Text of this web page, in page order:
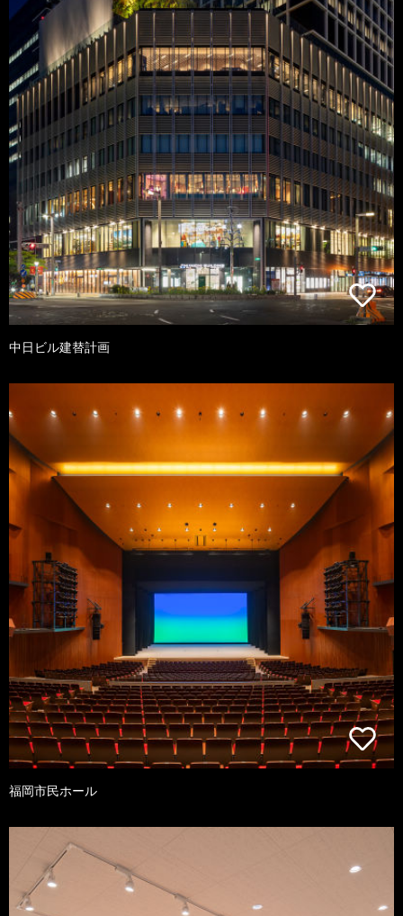
中日ビル建替計画
福岡市民ホール